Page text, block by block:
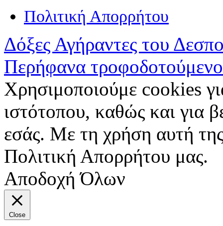
Πολιτική Απορρήτου
Δόξες Αγήραντες του
Περήφανα
Χρησιμοποιούμε cookies
ιστότοπου, καθώς και για
εσάς. Με τη χρήση αυτή
Πολιτική Απορρήτου μας.
Αποδοχή Όλων
Close